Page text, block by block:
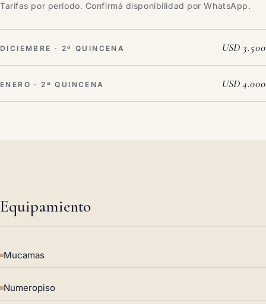
Tarifas por período. Confirmá disponibilidad por WhatsApp.
DICIEMBRE · 2ª QUINCENA USD 3.500
ENERO · 2ª QUINCENA USD 4.000
Equipamiento
Mucamas
Numeropiso